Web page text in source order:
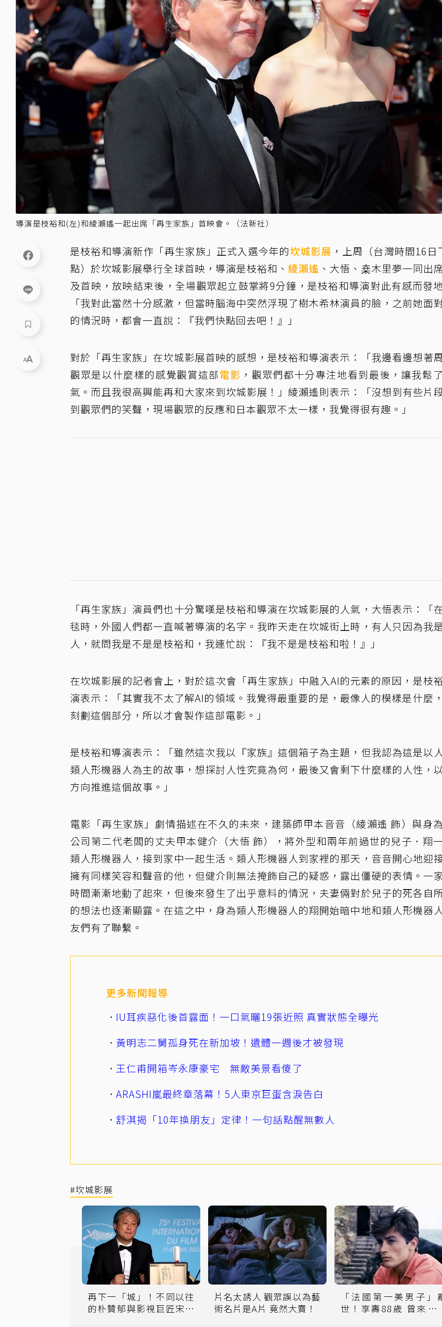
導演是枝裕和(左)和綾瀨遙一起出席「再生家族」首映會。（法新社）
是枝裕和導演新作「再生家族」正式入選今年的坎城影展 ，上周（台灣時間16日
點）於坎城影展舉行全球首映，導演是枝裕和、綾瀨遙 、大悟、桒木里夢一同出
及首映，放映結束後，全場觀眾起立鼓掌將9分鐘，是枝裕和導演對此有感而發
「我對此當然十分感激，但當時腦海中突然浮現了樹木希林演員的臉，之前她面
的情況時，都會一直說：『我們快點回去吧！』」
對於「再生家族」在坎城影展首映的感想，是枝裕和導演表示：「我邊看邊想著
觀眾是以什麼樣的感覺觀賞這部電影 ，觀眾們都十分專注地看到最後，讓我鬆
氣。而且我很高興能再和大家來到坎城影展！」綾瀨遙則表示：「沒想到有些片
到觀眾們的笑聲，現場觀眾的反應和日本觀眾不太一樣，我覺得很有趣。」
「再生家族」演員們也十分驚嘆是枝裕和導演在坎城影展的人氣，大悟表示：「
毯時，外國人們都一直喊著導演的名字。我昨天走在坎城街上時，有人只因為我
人，就問我是不是是枝裕和，我連忙說：『我不是是枝裕和啦！』」
在坎城影展的記者會上，對於這次會「再生家族」中融入AI的元素的原因，是枝
演表示：「其實我不太了解AI的領域。我覺得最重要的是，最像人的模樣是什麼
刻劃這個部分，所以才會製作這部電影。」
是枝裕和導演表示：「雖然這次我以『家族』這個箱子為主題，但我認為這是以
類人形機器人為主的故事，想探討人性究竟為何，最後又會剩下什麼樣的人性，
方向推進這個故事。」
電影「再生家族」劇情描述在不久的未來，建築師甲本音音（綾瀨遙 飾）與身
公司第二代老闆的丈夫甲本健介（大悟 飾），將外型和兩年前過世的兒子．翔
類人形機器人，接到家中一起生活。類人形機器人到家裡的那天，音音開心地迎
擁有同樣笑容和聲音的他，但健介則無法掩飾自己的疑惑，露出僵硬的表情。一
時間漸漸地動了起來，但後來發生了出乎意料的情況，夫妻倆對於兒子的死各自
的想法也逐漸顯露。在這之中，身為類人形機器人的翔開始暗中地和類人形機器
友們有了聯繫。
更多新聞報導
IU耳疾惡化後首露面！一口氣曬19張近照 真實狀態全曝光
黃明志二舅孤身死在新加坡！遺體一週後才被發現
王仁甫開箱岑永康豪宅 無敵美景看傻了
ARASHI嵐最終章落幕！5人東京巨蛋含淚告白
舒淇揭「10年換朋友」定律！一句話點醒無數人
#坎城影展
再下一「城」！不同以往
的朴贊郁與影視巨匠宋康
片名太誘人 觀眾誤以為藝
術名片是A片 竟然大賣！
「法國第一美男子」
世！享壽88歲 曾來台參